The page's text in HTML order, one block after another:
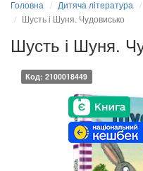
Головна Дитяча література
Шусть і Шуня. Чудовисько
Шусть і Шуня.
Код: 2100018449